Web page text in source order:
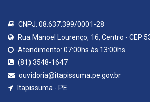
CNPJ: 08.637.399/0001-28
Rua Manoel Lourenço, 16, Centro - CEP
Atendimento: 07:00hs às 13:00hs
(81) 3548-1647
ouvidoria@itapissuma.pe.gov.br
Itapissuma - PE